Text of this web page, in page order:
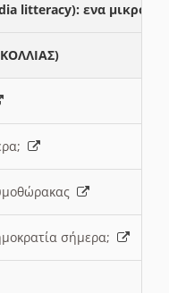
litteracy): ενα μικρο
σήμερα;